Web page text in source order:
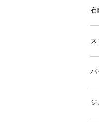
石
ス
バ
ジ